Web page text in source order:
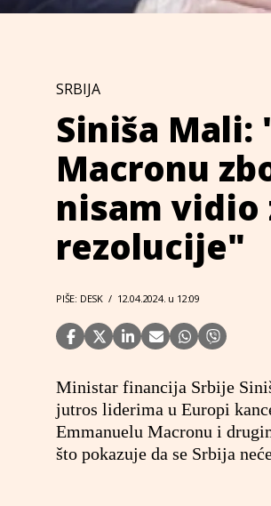
SRBIJA
Siniša Mali:
Macronu
nisam vidio
rezolucije"
PIŠE: DESK / 12.04.2024. u 12:09
Ministar financija Srbije
jutros liderima u Europi
Emmanuelu Macronu i
što pokazuje da se Srbija